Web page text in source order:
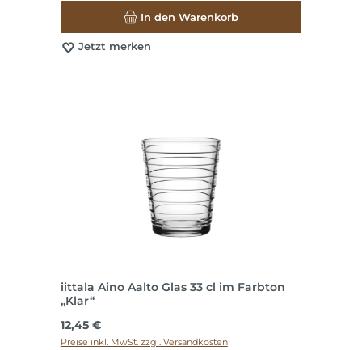
In den Warenkorb
Jetzt merken
iittala Aino Aalto Glas 33 cl im Farbton
„Klar“
Regulärer Preis:
12,45 €
Preise inkl. MwSt. zzgl. Versandkosten